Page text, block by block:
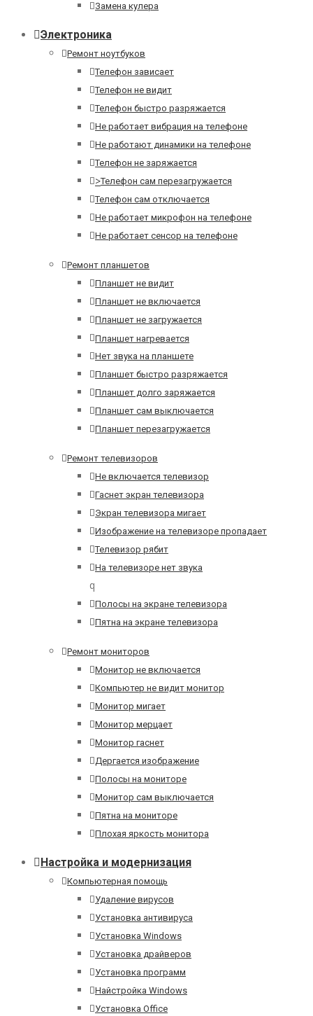
Замена кулера
Электроника
Ремонт ноутбуков
Телефон зависает
Телефон не видит
Телефон быстро разряжается
Не работает вибрация на телефоне
Не работают динамики на телефоне
Телефон не заряжается
>Телефон сам перезагружается
Телефон сам отключается
Не работает микрофон на телефоне
Не работает сенсор на телефоне
Ремонт планшетов
Планшет не видит
Планшет не включается
Планшет не загружается
Планшет нагревается
Нет звука на планшете
Планшет быстро разряжается
Планшет долго заряжается
Планшет сам выключается
Планшет перезагружается
Ремонт телевизоров
Не включается телевизор
Гаснет экран телевизора
Экран телевизора мигает
Изображение на телевизоре пропадает
Телевизор рябит
На телевизоре нет звука
q
Полосы на экране телевизора
Пятна на экране телевизора
Ремонт мониторов
Монитор не включается
Компьютер не видит монитор
Монитор мигает
Монитор мерцает
Монитор гаснет
Дергается изображение
Полосы на мониторе
Монитор сам выключается
Пятна на мониторе
Плохая яркость монитора
Настройка и модернизация
Компьютерная помощь
Удаление вирусов
Установка антивируса
Установка Windows
Установка драйверов
Установка программ
Найстройка Windows
Установка Office